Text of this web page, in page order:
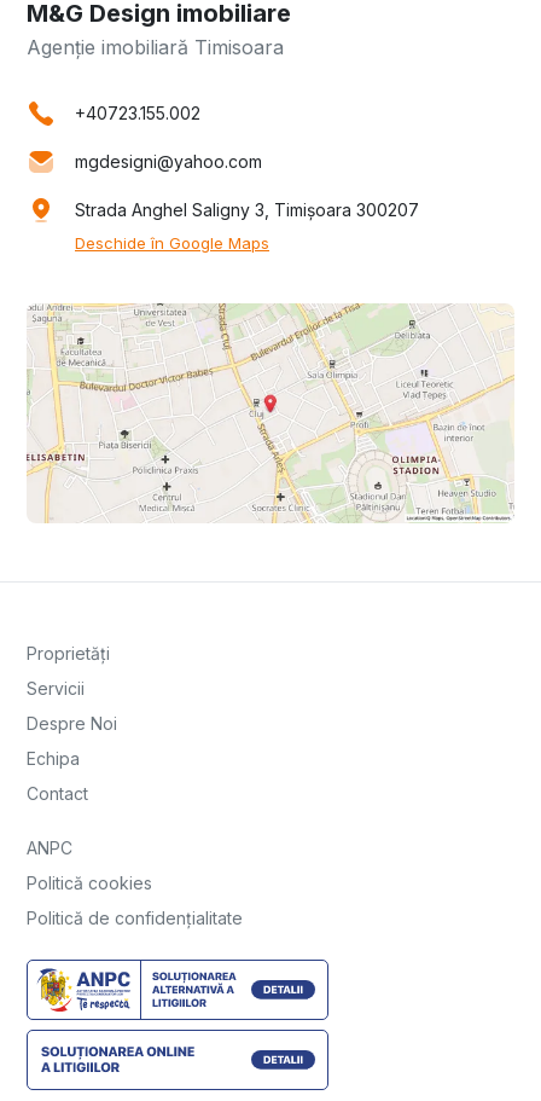
M&G Design imobiliare
Agenție imobiliară Timisoara
+40723.155.002
mgdesigni@yahoo.com
Strada Anghel Saligny 3, Timișoara 300207
Deschide în Google Maps
Proprietăți
Servicii
Despre Noi
Echipa
Contact
ANPC
Politică cookies
Politică de confidențialitate